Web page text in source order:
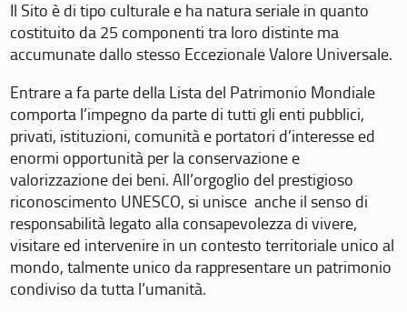
Il Sito è di tipo culturale e ha natura seriale in quanto
costituito da 25 componenti tra loro distinte ma
accumunate dallo stesso Eccezionale Valore Universale.
Entrare a fa parte della Lista del Patrimonio Mondiale
comporta l’impegno da parte di tutti gli enti pubblici,
privati, istituzioni, comunità e portatori d’interesse ed
enormi opportunità per la conservazione e
valorizzazione dei beni. All’orgoglio del prestigioso
riconoscimento UNESCO, si unisce anche il senso di
responsabilità legato alla consapevolezza di vivere,
visitare ed intervenire in un contesto territoriale unico al
mondo, talmente unico da rappresentare un patrimonio
condiviso da tutta l’umanità.